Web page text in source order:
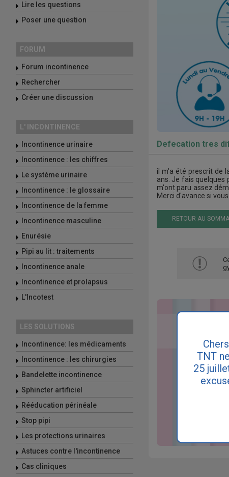
Lire les questions
Poser une question
FORUM
Forum incontinence
Rechercher
Créer une discussion
L' INCONTINENCE
Incontinence urinaire
Incontinence : les chiffres
Le système urinaire
Incontinence : le glossaire
Incontinence de la femme
Incontinence masculine
Enurésie
Pipi au lit : traitements
Incontinence anale
Incontinence et prolapsus
L'Incotest
LES SOLUTIONS
Incontinence: les médicaments
Incontinence : les chirurgies
Bandelette incontinence
Sphincter artificiel
Rééducation périnéale
Stop pipi
Les protections urinaires
Astuces contre l'incontinence
Cas cliniques
Defecation tres
il m'a été prescrit de
ans. Je fais quelques
m'ont paru assez
Merci d'avance si
RETOUR AU
TNT
25